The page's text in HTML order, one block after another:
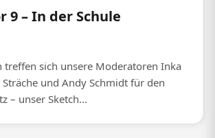
9 – In der Schule
treffen sich unsere Moderatoren Inka
und Andy Schmidt für den
– unser Sketch...